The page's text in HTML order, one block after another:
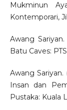
Mukminun
Kontemporari,
Awang
Batu Caves:
Awang Sariyan.
Insan dan
Pustaka: Kuala